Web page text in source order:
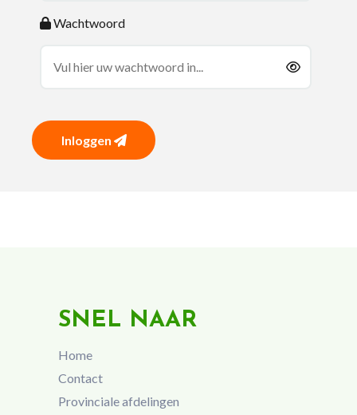
Wachtwoord
Inloggen
SNEL NAAR
Home
Contact
Provinciale afdelingen